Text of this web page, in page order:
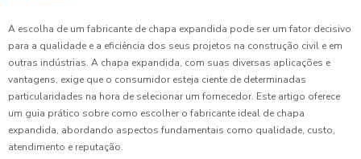
A escolha de um fabricante de chapa expandida pode ser um fator decisivo
para a qualidade e a eficiência dos seus projetos na construção civil e em
outras indústrias. A chapa expandida, com suas diversas aplicações e
vantagens, exige que o consumidor esteja ciente de determinadas
particularidades na hora de selecionar um fornecedor. Este artigo oferece
um guia prático sobre como escolher o fabricante ideal de chapa
expandida, abordando aspectos fundamentais como qualidade, custo,
atendimento e reputação.